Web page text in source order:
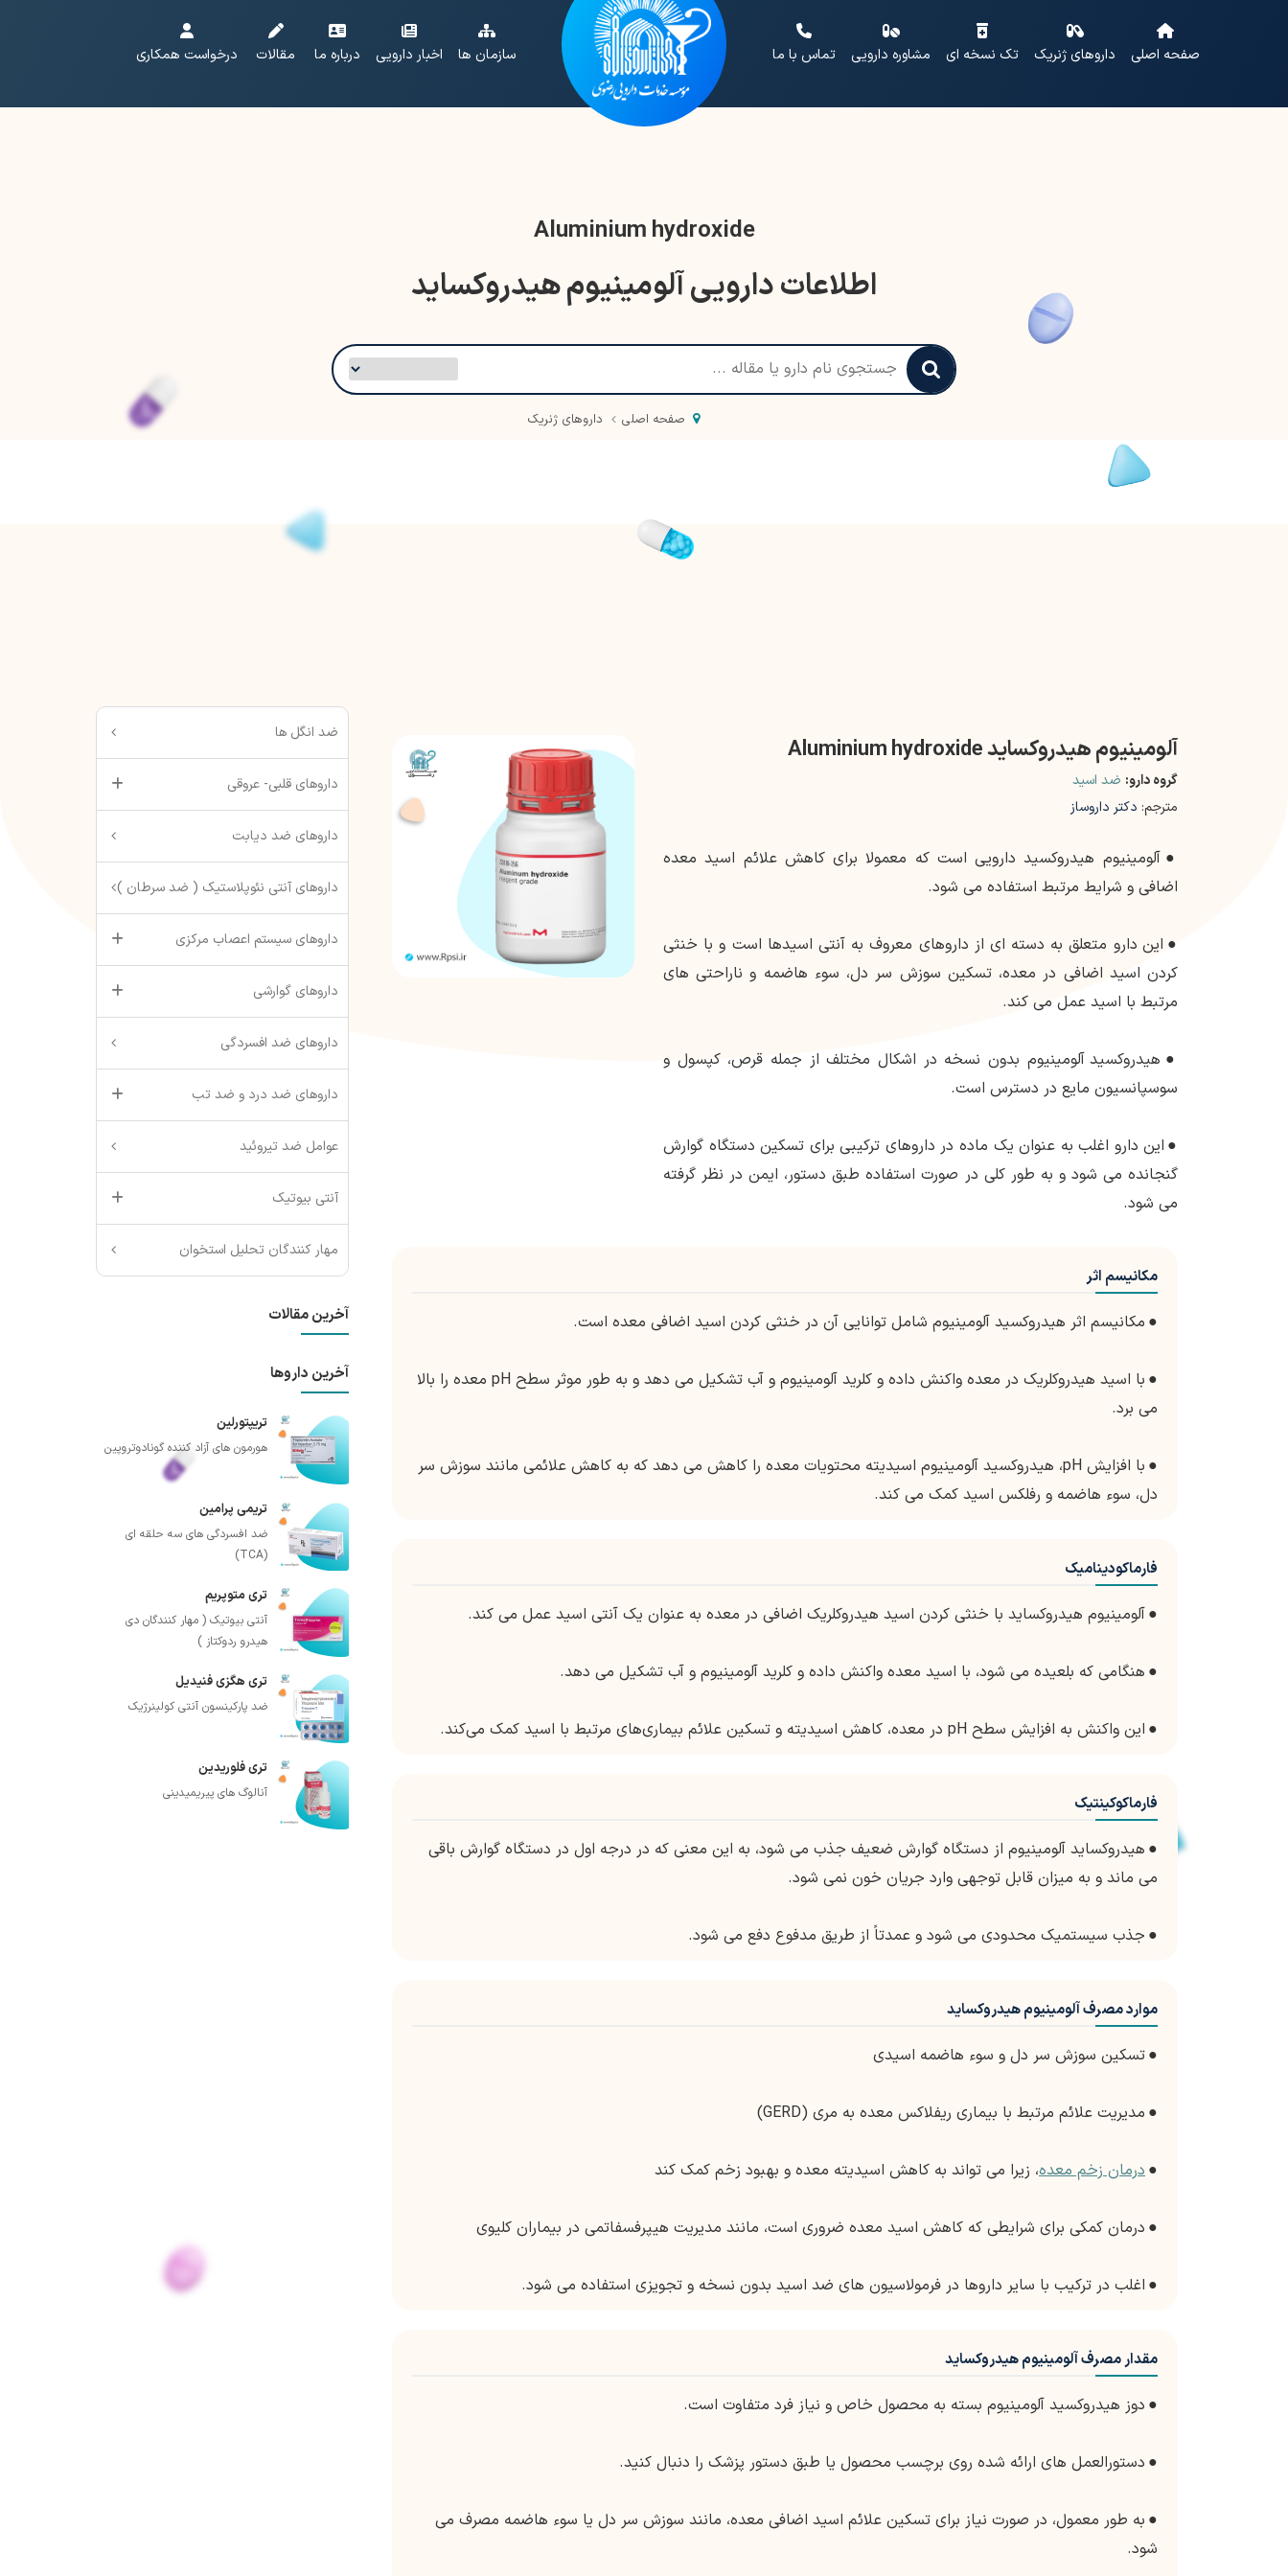
صفحه اصلی داروهای ژنریک تک نسخه ای مشاوره دارویی تماس با ما سازمان ها اخبار دارویی درباره ما مقالات درخواست همکاری
Aluminium hydroxide
اطلاعات دارویی آلومینیوم هیدروکساید
صفحه اصلی داروهای ژنریک
آلومینیوم هیدروکساید Aluminium hydroxide
گروه دارو: ضد اسید
مترجم: دکتر داروساز
● آلومینیوم هیدروکسید دارویی است که معمولا برای کاهش علائم اسید معده
اضافی و شرایط مرتبط استفاده می شود.
● این دارو متعلق به دسته ای از داروهای معروف به آنتی اسیدها است و با خنثی
کردن اسید اضافی در معده، تسکین سوزش سر دل، سوء هاضمه و ناراحتی های
مرتبط با اسید عمل می کند.
● هیدروکسید آلومینیوم بدون نسخه در اشکال مختلف از جمله قرص، کپسول و
سوسپانسیون مایع در دسترس است.
● این دارو اغلب به عنوان یک ماده در داروهای ترکیبی برای تسکین دستگاه گوارش
گنجانده می شود و به طور کلی در صورت استفاده طبق دستور، ایمن در نظر گرفته
می شود.
مکانیسم اثر
● مکانیسم اثر هیدروکسید آلومینیوم شامل توانایی آن در خنثی کردن اسید اضافی معده است.
●
با اسید هیدروکلریک در معده واکنش داده و کلرید آلومینیوم و آب تشکیل می دهد و به طور موثر سطح pH معده را بالا
می برد.
●
با افزایش pH، هیدروکسید آلومینیوم اسیدیته محتویات معده را کاهش می دهد که به کاهش علائمی مانند سوزش سر
دل، سوء هاضمه و رفلکس اسید کمک می کند.
فارماکودینامیک
●آلومینیوم هیدروکساید با خنثی کردن اسید هیدروکلریک اضافی در معده به عنوان یک آنتی اسید عمل می کند.
● هنگامی که بلعیده می شود، با اسید معده واکنش داده و کلرید آلومینیوم و آب تشکیل می دهد.
● این واکنش به افزایش سطح pH در معده، کاهش اسیدیته و تسکین علائم بیماری‌های مرتبط با اسید کمک می‌کند.
فارماکوکینتیک
● هیدروکساید آلومینیوم از دستگاه گوارش ضعیف جذب می شود، به این معنی که در درجه اول در دستگاه گوارش باقی
می ماند و به میزان قابل توجهی وارد جریان خون نمی شود.
● جذب سیستمیک محدودی می شود و عمدتاً از طریق مدفوع دفع می شود.
موارد مصرف آلومینیوم هیدروکساید
●تسکین سوزش سر دل و سوء هاضمه اسیدی
● مدیریت علائم مرتبط با بیماری ریفلاکس معده به مری (GERD)
●درمان زخم معده، زیرا می تواند به کاهش اسیدیته معده و بهبود زخم کمک کند
● درمان کمکی برای شرایطی که کاهش اسید معده ضروری است، مانند مدیریت هیپرفسفاتمی در بیماران کلیوی
● اغلب در ترکیب با سایر داروها در فرمولاسیون های ضد اسید بدون نسخه و تجویزی استفاده می شود.
مقدار مصرف آلومینیوم هیدروکساید
● دوز هیدروکسید آلومینیوم بسته به محصول خاص و نیاز فرد متفاوت است.
● دستورالعمل های ارائه شده روی برچسب محصول یا طبق دستور پزشک را دنبال کنید.
● به طور معمول، در صورت نیاز برای تسکین علائم اسید اضافی معده، مانند سوزش سر دل یا سوء هاضمه مصرف می
شود.
ضد انگل ها
داروهای قلبی- عروقی
داروهای ضد دیابت
داروهای آنتی نئوپلاستیک ( ضد سرطان )
داروهای سیستم اعصاب مرکزی
داروهای گوارشی
داروهای ضد افسردگی
داروهای ضد درد و ضد تب
عوامل ضد تیروئید
آنتی بیوتیک
مهار کنندگان تحلیل استخوان
آخرین مقالات
آخرین داروها
تریپتورلین
هورمون های آزاد کننده گونادوتروپین
تریمی پرامین
ضد افسردگی های سه حلقه ای
(TCA)
تری متوپریم
آنتی بیوتیک ( مهار کنندگان دی
هیدرو ردوکتاز )
تری هگزی فنیدیل
ضد پارکینسون آنتی کولینرژیک
تری فلوریدین
آنالوگ های پیریمیدینی